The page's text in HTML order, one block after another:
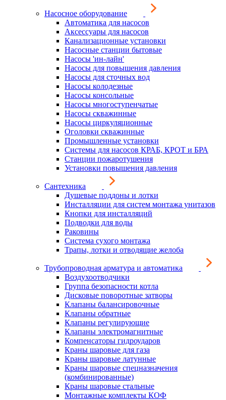
Насосное оборудование
Автоматика для насосов
Аксессуары для насосов
Канализационные установки
Насосные станции бытовые
Насосы 'ин-лайн'
Насосы для повышения давления
Насосы для сточных вод
Насосы колодезные
Насосы консольные
Насосы многоступенчатые
Насосы скважинные
Насосы циркуляционные
Оголовки скважинные
Промышленные установки
Системы для насосов КРАБ, КРОТ и БРА
Станции пожаротушения
Установки повышения давления
Сантехника
Душевые поддоны и лотки
Инсталляции для систем монтажа унитазов
Кнопки для инсталляций
Подводки для воды
Раковины
Система сухого монтажа
Трапы, лотки и отводящие желоба
Трубопроводная арматура и автоматика
Воздухоотводчики
Группа безопасности котла
Дисковые поворотные затворы
Клапаны балансировочные
Клапаны обратные
Клапаны регулирующие
Клапаны электромагнитные
Компенсаторы гидроударов
Краны шаровые для газа
Краны шаровые латунные
Краны шаровые спецназначения
(комбинированные)
Краны шаровые стальные
Монтажные комплекты КОФ